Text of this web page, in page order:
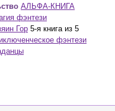
АЛЬФА-КНИГА
фэнтези
Гор 5-я книга из 5
фэнтези